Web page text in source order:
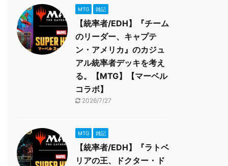
MTG 雑記
【統率者/EDH】『チーム
のリーダー、キャプテ
ン・アメリカ』のカジュ
アル統率者デッキを考え
る。【MTG】【マーベル
コラボ】
2026/7/27
MTG 雑記
【統率者/EDH】『ラトベ
リアの王、ドクター・ド